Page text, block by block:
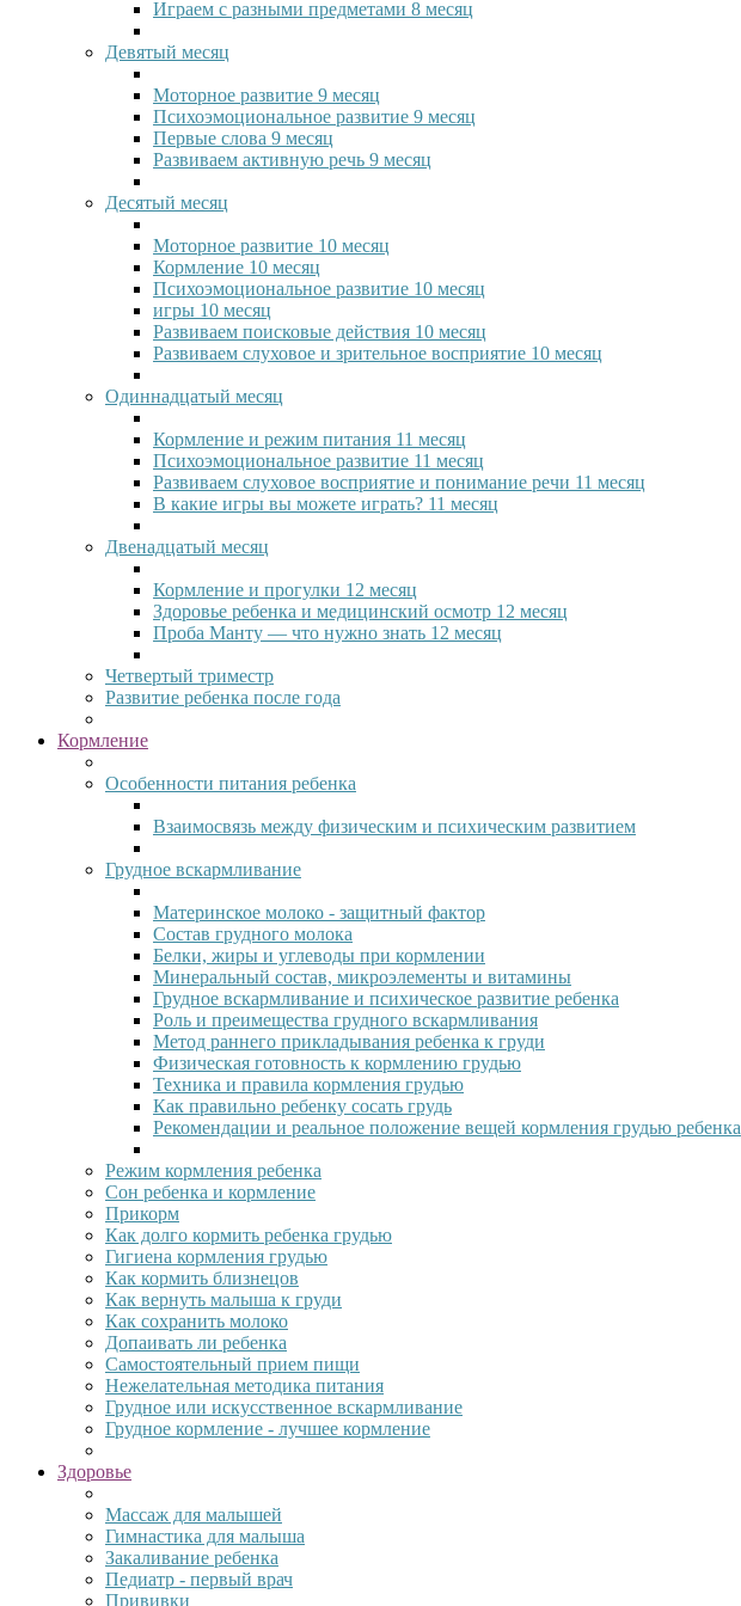
Играем с разными предметами 8 месяц
Девятый месяц
Моторное развитие 9 месяц
Психоэмоциональное развитие 9 месяц
Первые слова 9 месяц
Развиваем активную речь 9 месяц
Десятый месяц
Моторное развитие 10 месяц
Кормление 10 месяц
Психоэмоциональное развитие 10 месяц
игры 10 месяц
Развиваем поисковые действия 10 месяц
Развиваем слуховое и зрительное восприятие 10 месяц
Одиннадцатый месяц
Кормление и режим питания 11 месяц
Психоэмоциональное развитие 11 месяц
Развиваем слуховое восприятие и понимание речи 11 месяц
В какие игры вы можете играть? 11 месяц
Двенадцатый месяц
Кормление и прогулки 12 месяц
Здоровье ребенка и медицинский осмотр 12 месяц
Проба Манту — что нужно знать 12 месяц
Четвертый триместр
Развитие ребенка после года
Кормление
Особенности питания ребенка
Взаимосвязь между физическим и психическим развитием
Грудное вскармливание
Материнское молоко - защитный фактор
Состав грудного молока
Белки, жиры и углеводы при кормлении
Минеральный состав, микроэлементы и витамины
Грудное вскармливание и психическое развитие ребенка
Роль и преимещества грудного вскармливания
Метод раннего прикладывания ребенка к груди
Физическая готовность к кормлению грудью
Техника и правила кормления грудью
Как правильно ребенку сосать грудь
Рекомендации и реальное положение вещей кормления грудью ребенка
Режим кормления ребенка
Сон ребенка и кормление
Прикорм
Как долго кормить ребенка грудью
Гигиена кормления грудью
Как кормить близнецов
Как вернуть малыша к груди
Как сохранить молоко
Допаивать ли ребенка
Самостоятельный прием пищи
Нежелательная методика питания
Грудное или искусственное вскармливание
Грудное кормление - лучшее кормление
Здоровье
Массаж для малышей
Гимнастика для малыша
Закаливание ребенка
Педиатр - первый врач
Прививки